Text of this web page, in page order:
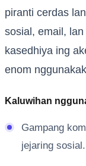
piranti cerdas
sosial, email,
kasedhiya ing
enom
Kaluwihan
Gampang
jejaring sosial.